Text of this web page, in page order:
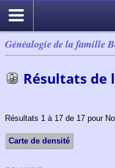
Généalogie de la famille
Résultats de
Résultats 1 à 17 de 17 pour
Carte de densité